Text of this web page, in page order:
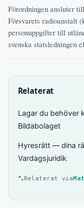
Förordningen ansluter
Försvarets radioanstalt
personuppgifter till
svenska
Relaterat
Lagar du behöver
Bildabolaget
Hyresrätt — dina
Vardagsjuridik
Relaterat via